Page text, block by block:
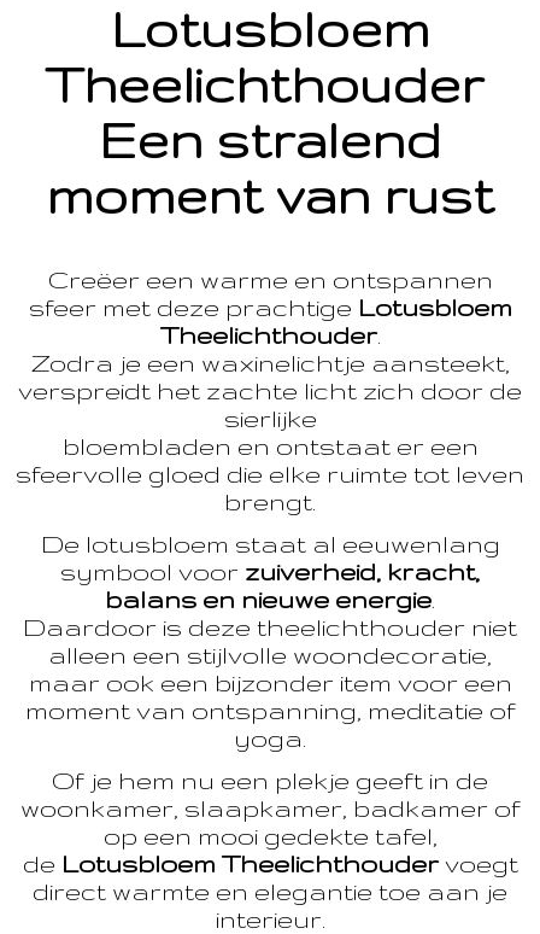
Lotusbloem
Theelichthouder
Een stralend
moment van rust
Creëer een warme en ontspannen
sfeer met deze prachtige Lotusbloem
Theelichthouder.
Zodra je een waxinelichtje aansteekt,
verspreidt het zachte licht zich door de
sierlijke
bloembladen en ontstaat er een
sfeervolle gloed die elke ruimte tot leven
brengt.
De lotusbloem staat al eeuwenlang
symbool voor zuiverheid, kracht,
balans en nieuwe energie
Daardoor is deze theelichthouder niet
alleen een stijlvolle woondecoratie,
maar ook een bijzonder item voor een
moment van ontspanning, meditatie of
yoga.
Of je hem nu een plekje geeft in de
woonkamer, slaapkamer, badkamer of
op een mooi gedekte tafel,
de Lotusbloem Theelichthoudervoegt
direct warmte en elegantie toe aan je
interieur.